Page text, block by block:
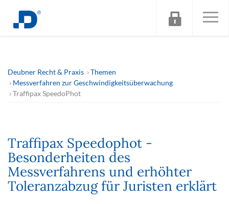
Deubner Recht & Praxis
Themen
Messverfahren zur Geschwindigkeitsüberwachung
Traffipax SpeedoPhot
Traffipax Speedophot -
Besonderheiten des
Messverfahrens und erhöhter
Toleranzabzug für Juristen erklärt